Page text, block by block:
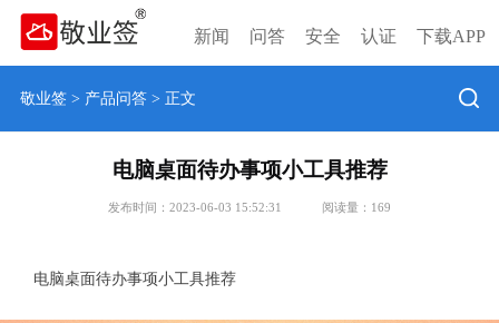
新闻 问答 安全 认证 下载APP
敬业签> 产品问答> 正文
电脑桌面待办事项小工具推荐
发布时间：2023-06-03 15:52:31 阅读量： 169
电脑桌面待办事项小工具推荐